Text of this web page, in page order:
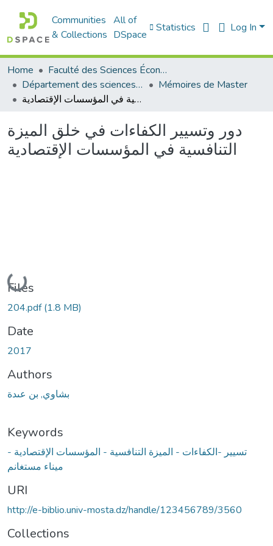
Communities
& Collections
All of
DSpace
Statistics Log In
Home
Faculté des Sciences Économiques Commerciales et des Sciences de Gestion
Département des sciences économiques
Mémoires de Master
دور وتسيير الكفاءات في خلق الميزة التنافسية في المؤسسات الإقتصادية
دور وتسيير الكفاءات في خلق الميزة
التنافسية في المؤسسات الإقتصادية
Loading...
Files
204.pdf(1.8 MB)
Date
2017
Authors
بشاوي, بن عىدة
Keywords
تسيير -الكفاءات - الميزة التنافسية - المؤسسات الإقتصادية -
ميناء مستغانم
URI
http://e-biblio.univ-mosta.dz/handle/123456789/3560
Collections